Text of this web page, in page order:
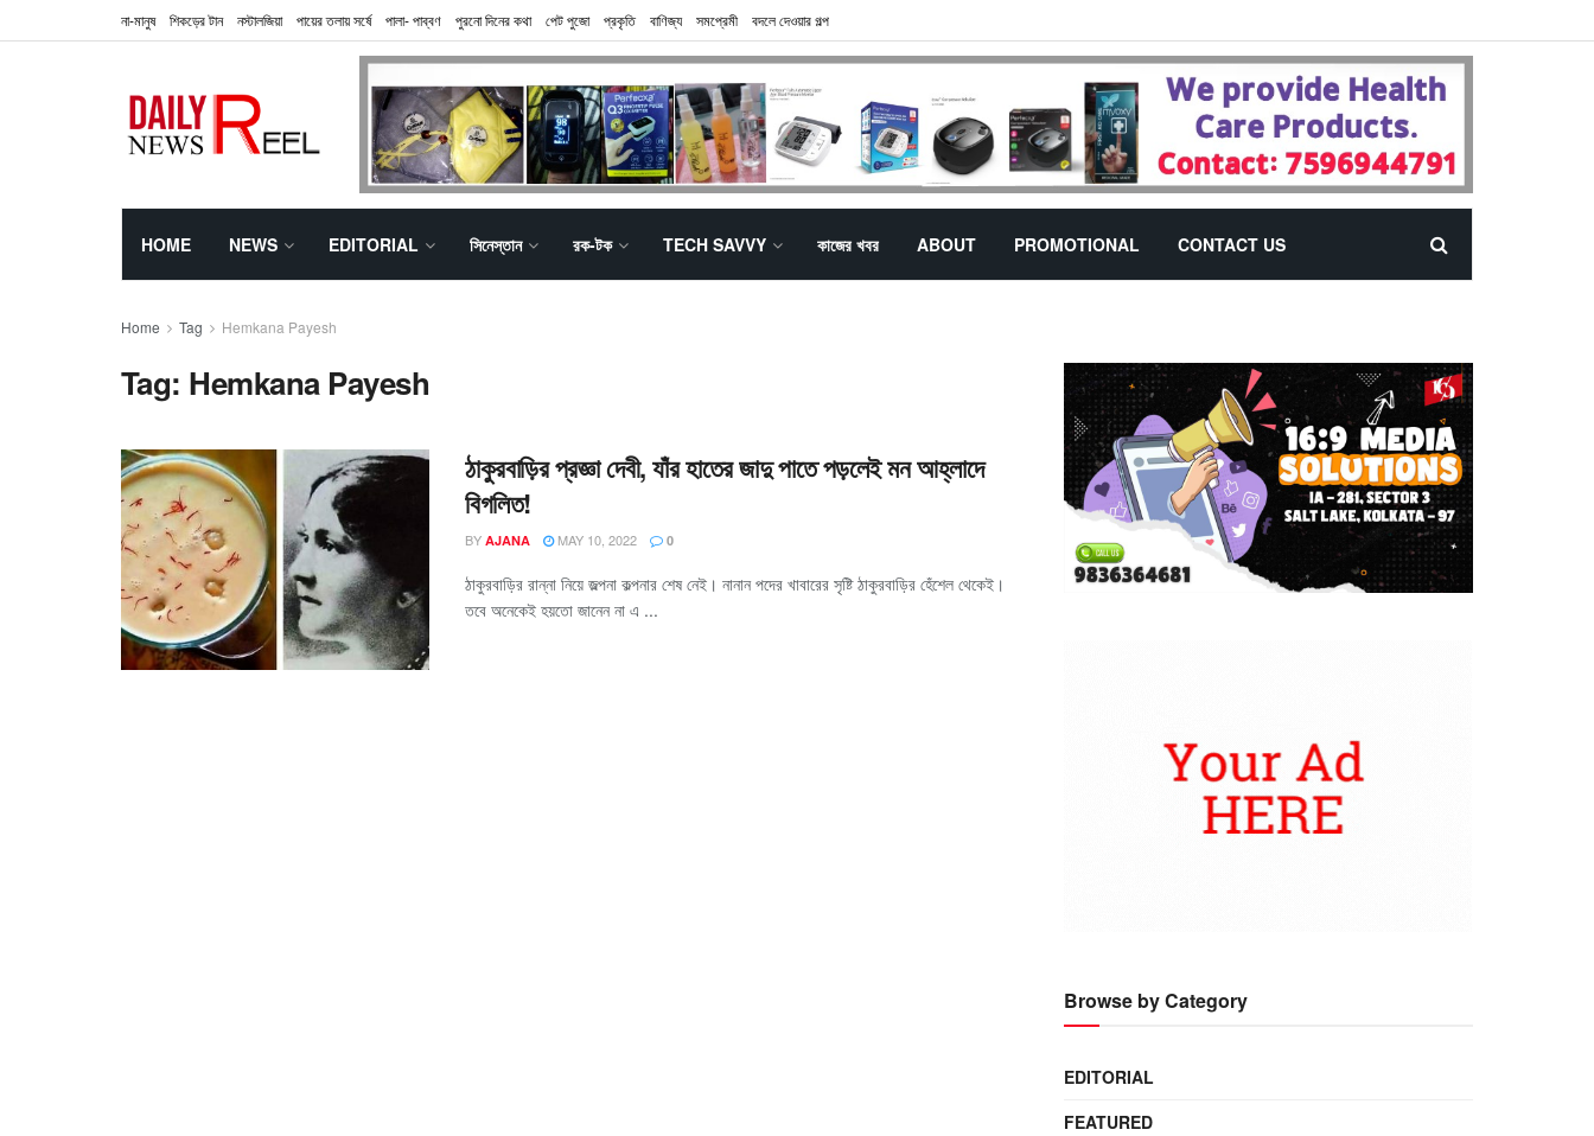
না-মানুষ শিকড়ের টান নস্টালজিয়া পায়ের তলায় সর্ষে পালা- পাব্বণ পুরনো দিনের কথা পেট পুজো প্রকৃতি বাণিজ্য সমপ্রেমী বদলে দেওয়ার গল্প
HOME NEWS EDITORIAL সিনেস্তান রক-টক TECH SAVVY কাজের খবর ABOUT PROMOTIONAL CONTACT US
Home Tag Hemkana Payesh
Tag: Hemkana Payesh
ঠাকুরবাড়ির প্রজ্ঞা দেবী, যাঁর হাতের জাদু পাতে পড়লেই মন আহ্লাদে
বিগলিত!
BY AJANA MAY 10, 2022 0
ঠাকুরবাড়ির রান্না নিয়ে জল্পনা কল্পনার শেষ নেই। নানান পদের খাবারের সৃষ্টি ঠাকুরবাড়ির হেঁশেল থেকেই।
তবে অনেকেই হয়তো জানেন না এ ...
Browse by Category
EDITORIAL
FEATURED